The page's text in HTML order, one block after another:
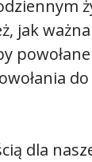
jak
do
dla